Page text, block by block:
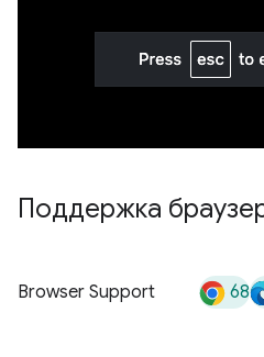
Поддержка
Browser Support 68